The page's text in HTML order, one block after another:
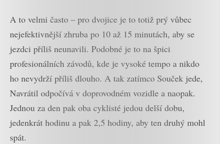
A to velmi často – pro dvojice je to totiž prý vůbec
nejefektivnější zhruba po 10 až 15 minutách, aby se
jezdci příliš neunavili. Podobné je to na špici
profesionálních závodů, kde je vysoké tempo a nikdo
ho nevydrží příliš dlouho. A tak zatímco Souček jede,
Navrátil odpočívá v doprovodném vozidle a naopak.
Jednou za den pak oba cyklisté jedou delší dobu,
jedenkrát hodinu a pak 2,5 hodiny, aby ten druhý mohl
spát.